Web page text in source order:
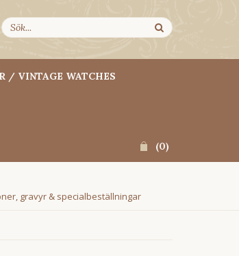
/ VINTAGE WATCHES
(0)
gravyr & specialbeställningar